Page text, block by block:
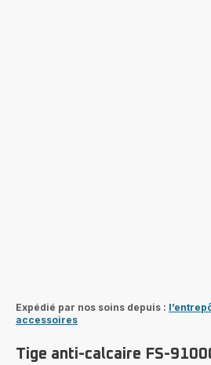
Expédié par nos soins depuis :
accessoires
Tige anti-calcaire FS-